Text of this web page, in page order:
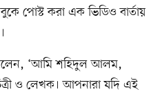
পোস্ট করা এক ভিডিও বার্তায়
বলেন, ‘আমি শহিদুল আলম,
ও লেখক। আপনারা যদি এই